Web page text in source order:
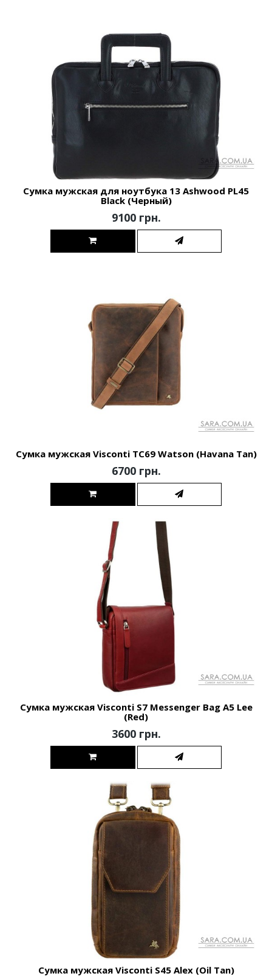
Сумка мужская для ноутбука 13 Ashwood PL45
Black (Черный)
9100 грн.
Сумка мужская Visconti TC69 Watson (Havana Tan)
6700 грн.
Сумка мужская Visconti S7 Messenger Bag A5 Lee
(Red)
3600 грн.
Сумка мужская Visconti S45 Alex (Oil Tan)